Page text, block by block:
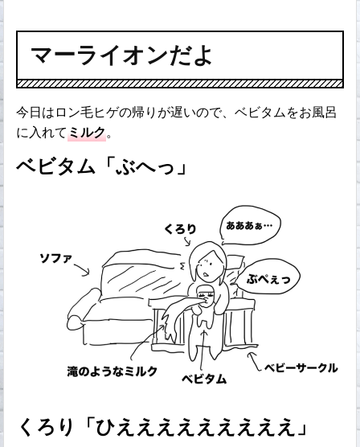
マーライオンだよ
今日はロン毛ヒゲの帰りが遅いので、ベビタムをお風呂
に入れてミルク。
ベビタム「ぶへっ」
くろり「ひえええええええええ」